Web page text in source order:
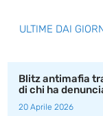
ULTIME DAI
Blitz antimafia
di chi ha
20 Aprile 2026